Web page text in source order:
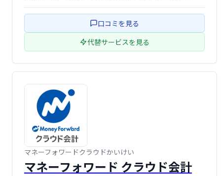
口コミを見る
代替サービスを見る
マネーフォワードクラウドかいけい
マネーフォワード クラウド会計